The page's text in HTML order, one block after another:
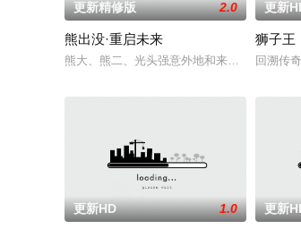
更新精修版 2.0
熊出没·重启未来
熊大、熊二、光头强意外地和来自未来世界
更新
狮子王
回溯传
更新HD 1.0 更新